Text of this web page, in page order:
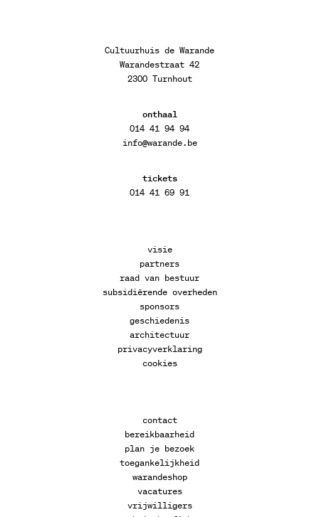
Cultuurhuis de Warande
Warandestraat 42
2300 Turnhout
onthaal
014 41 94 94
info@warande.be
tickets
014 41 69 91
visie
partners
raad van bestuur
subsidiërende overheden
sponsors
geschiedenis
architectuur
privacyverklaring
cookies
contact
bereikbaarheid
plan je bezoek
toegankelijkheid
warandeshop
vacatures
vrijwilligers